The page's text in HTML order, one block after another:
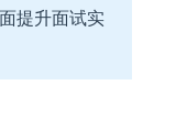
提升面试实